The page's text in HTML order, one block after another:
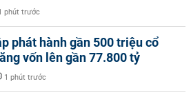
phút trước
phát hành gần 500 triệu cổ
vốn lên gần 77.800 tỷ
1 phút trước